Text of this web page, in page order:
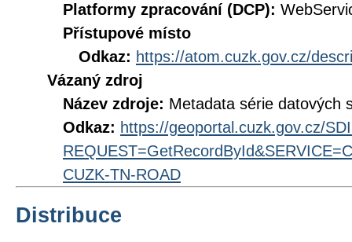
Platformy zpracování (DCP):
Přístupové místo
Odkaz: https://atom.cuzk.gov.cz/
Vázaný zdroj
Název zdroje: Metadata série datových
Odkaz: https://geoportal.cuzk.gov.cz/
CUZK-TN-ROAD
Distribuce